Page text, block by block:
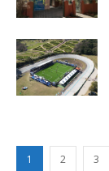
1 2 3